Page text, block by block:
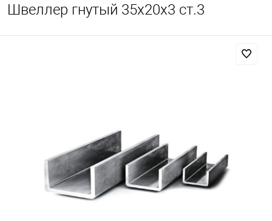
Швеллер гнутый 35х20х3 ст.3